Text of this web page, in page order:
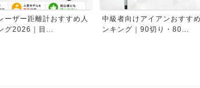
人
中級者向けアイアンおすすめ人気ラ
ンキング｜90切り・80...
打ちやすく
人気ラン